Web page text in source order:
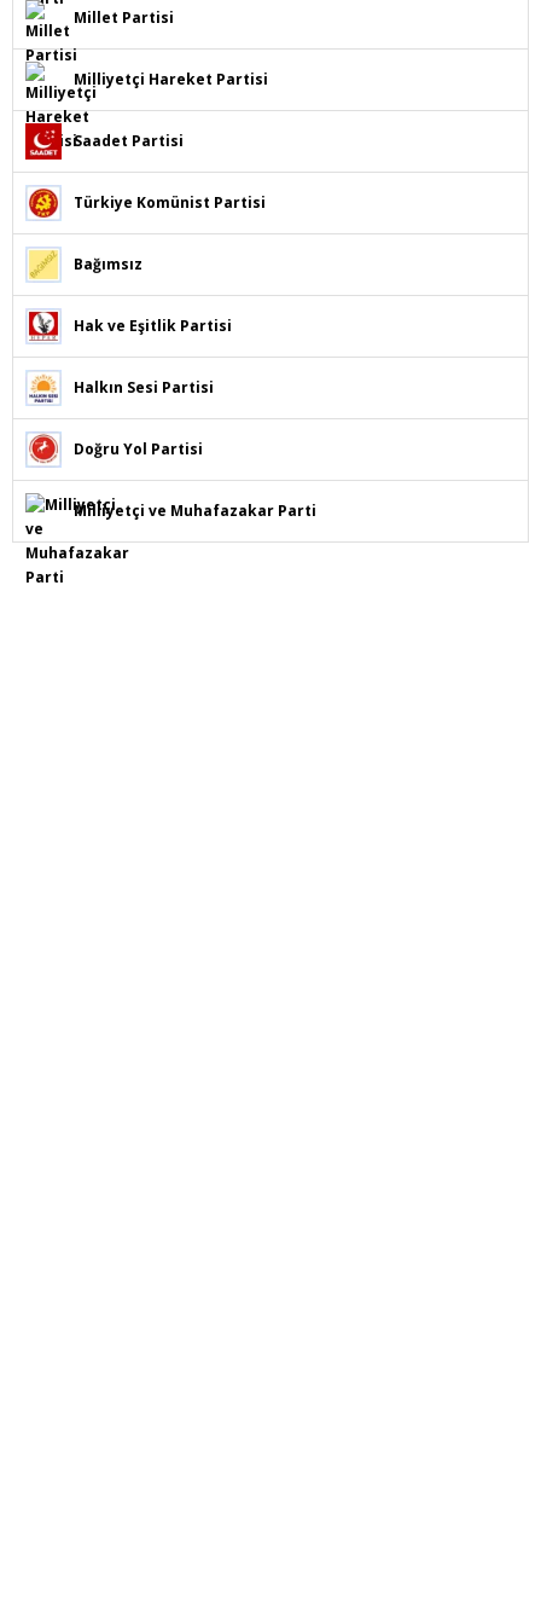
Millet Partisi
Milliyetçi Hareket Partisi
Saadet Partisi
Türkiye Komünist Partisi
Bağımsız
Hak ve Eşitlik Partisi
Halkın Sesi Partisi
Doğru Yol Partisi
Milliyetçi ve Muhafazakar Parti